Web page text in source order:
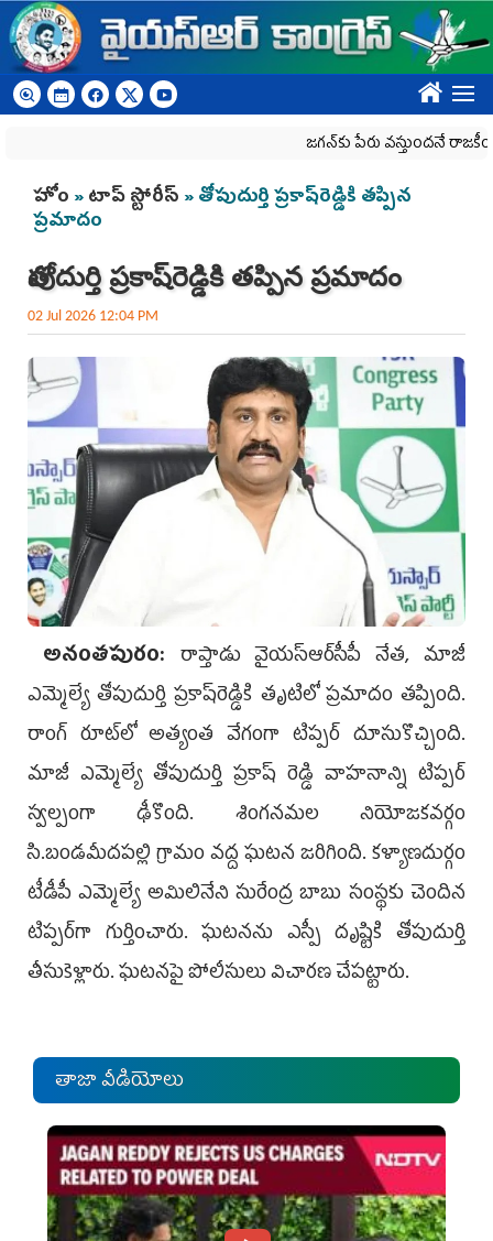
Skip to main content
????
జగన్‌కు పేరు వస్తుందనే రాజకీయ
You are here
హోం »టాప్ స్టోరీస్ » తోపుదుర్తి ప్రకాష్‌రెడ్డికి తప్పిన
ప్రమాదం
తోపుదుర్తి ప్రకాష్‌రెడ్డికి తప్పిన ప్రమాదం
02 Jul 2026 12:04 PM
అనంతపురం: రాప్తాడు వైయ‌స్ఆర్‌సీపీ నేత, మాజీ
ఎమ్మెల్యే తోపుదుర్తి ప్రకాష్‌రెడ్డికి తృటిలో ప్రమాదం తప్పింది.
రాంగ్ రూట్‌లో అత్యంత వేగంగా టిప్పర్ దూసుకొచ్చింది.
మాజీ ఎమ్మెల్యే తోపుదుర్తి ప్రకాష్ రెడ్డి వాహనాన్ని టిప్పర్
స్వల్పంగా ఢీకొంది. శింగనమల నియోజకవర్గం
సి.బండమీదపల్లి గ్రామం వద్ద ఘటన జరిగింది. కళ్యాణదుర్గం
టీడీపీ ఎమ్మెల్యే అమిలినేని సురేంద్ర బాబు సంస్థకు చెందిన
టిప్పర్‌గా గుర్తించారు. ఘటనను ఎస్పీ దృష్టికి తోపుదుర్తి
తీసుకెళ్లారు. ఘటనపై పోలీసులు విచారణ చేపట్టారు.
తాజా వీడియోలు